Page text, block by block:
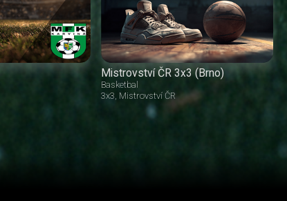
Mistrovství ČR 3x3 (Brno)
Basketbal
3x3 Mistrovství ČR